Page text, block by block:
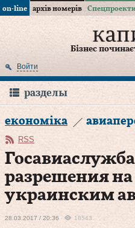
on-line архів номерів
Бізнес
Войти
разделы
економіка
RSS
разрешения
украинским
28.03.2017 / 20:36 18543